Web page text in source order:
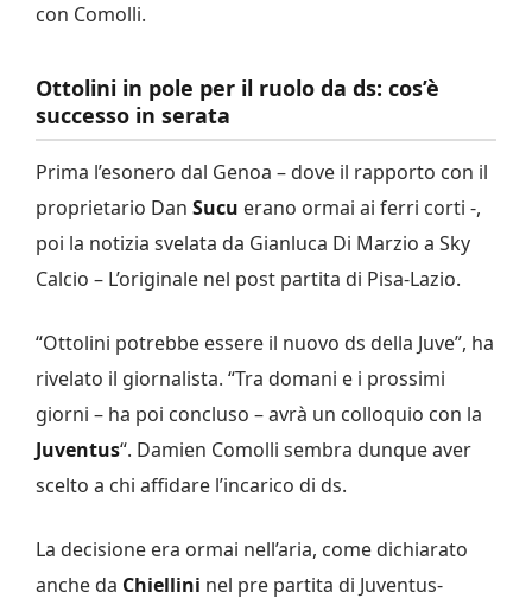
con Comolli.
Ottolini in pole per il ruolo da ds: cos’è
successo in serata
Prima l’esonero dal Genoa – dove il rapporto con il
proprietario Dan Sucu erano ormai ai ferri corti -,
poi la notizia svelata da Gianluca Di Marzio a Sky
Calcio – L’originale nel post partita di Pisa-Lazio.
“Ottolini potrebbe essere il nuovo ds della Juve”, ha
rivelato il giornalista. “Tra domani e i prossimi
giorni – ha poi concluso – avrà un colloquio con la
Juventus“. Damien Comolli sembra dunque aver
scelto a chi affidare l’incarico di ds.
La decisione era ormai nell’aria, come dichiarato
anche da Chiellini nel pre partita di Juventus-